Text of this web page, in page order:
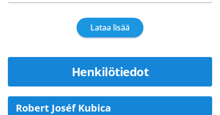
Lataa lisää
Henkilötiedot
Robert Joséf Kubica